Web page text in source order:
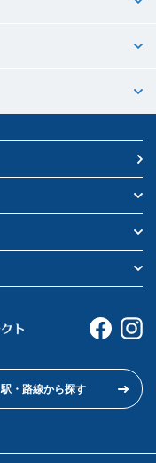
駅・路線から探す